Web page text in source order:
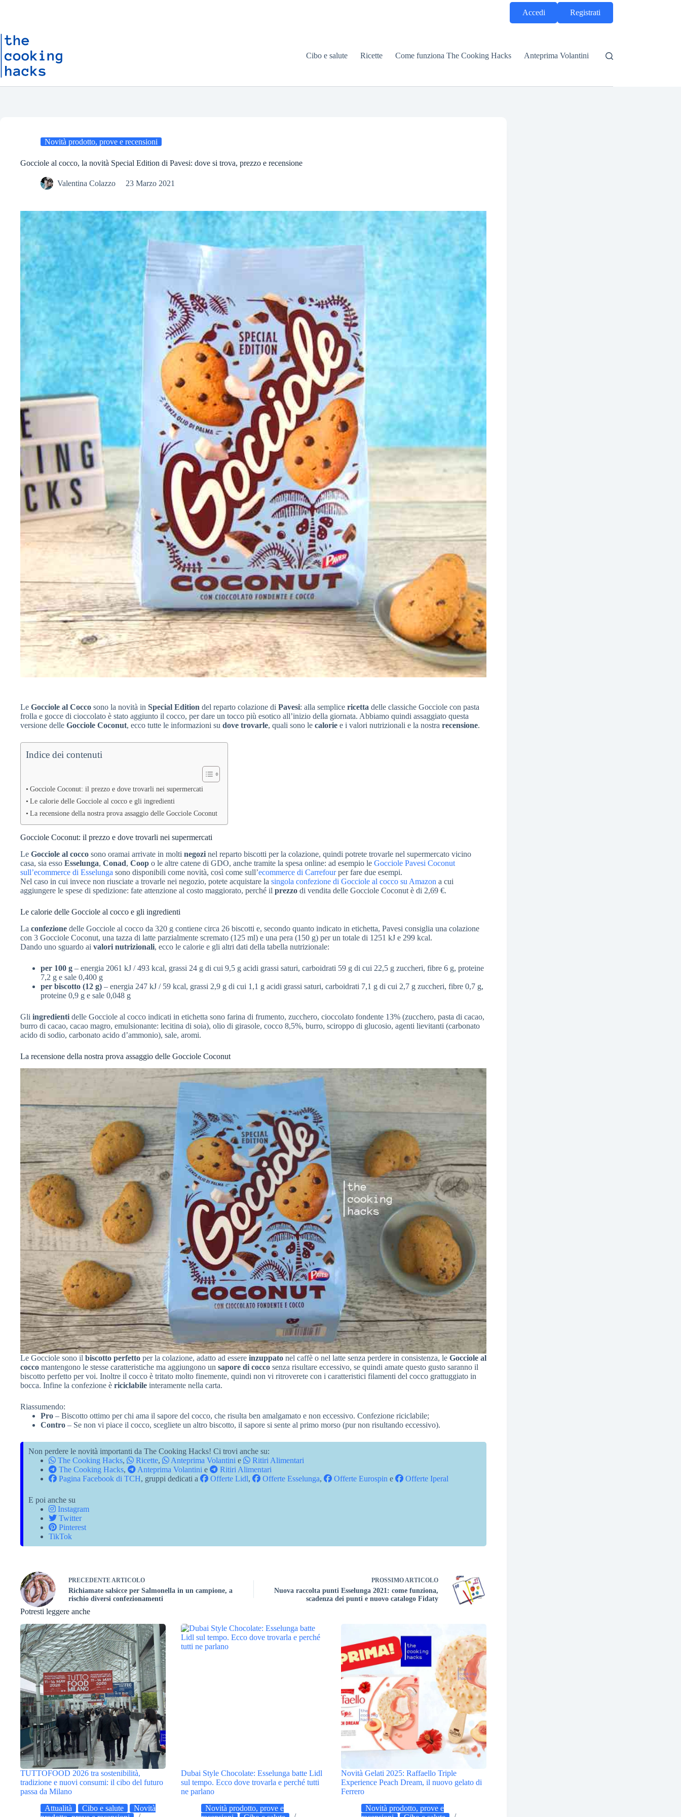
t
o
n
Accedi Registrati
Cibo e salute Ricette Come funziona The Cooking Hacks Anteprima Volantini
Novità prodotto, prove e recensioni
Gocciole al cocco, la novità Special Edition di Pavesi: dove si trova, prezzo e recensione
Valentina Colazzo 23 Marzo 2021
Le Gocciole al Cocco sono la novità in Special Edition del reparto colazione di Pavesi: alla semplice ricetta delle classiche Gocciole con pasta
frolla e gocce di cioccolato è stato aggiunto il cocco, per dare un tocco più esotico all’inizio della giornata. Abbiamo quindi assaggiato questa
versione delle Gocciole Coconut, ecco tutte le informazioni su dove trovarle, quali sono le calorie e i valori nutrizionali e la nostra recensione.
Indice dei contenuti
Gocciole Coconut: il prezzo e dove trovarli nei supermercati
Le calorie delle Gocciole al cocco e gli ingredienti
La recensione della nostra prova assaggio delle Gocciole Coconut
Gocciole Coconut: il prezzo e dove trovarli nei supermercati
Le Gocciole al cocco sono oramai arrivate in molti negozi nel reparto biscotti per la colazione, quindi potrete trovarle nel supermercato vicino
casa, sia esso Esselunga, Conad, Coop o le altre catene di GDO, anche tramite la spesa online: ad esempio le Gocciole Pavesi Coconut
sull’ecommerce di Esselunga sono disponibili come novità, così come sull’ecommerce di Carrefourper fare due esempi.
Nel caso in cui invece non riusciate a trovarle nei negozio, potete acquistare la singola confezione di Gocciole al cocco su Amazon a cui
aggiungere le spese di spedizione: fate attenzione al costo maggiorato, perché il prezzo di vendita delle Gocciole Coconut è di 2,69 €.
Le calorie delle Gocciole al cocco e gli ingredienti
La confezione delle Gocciole al cocco da 320 g contiene circa 26 biscotti e, secondo quanto indicato in etichetta, Pavesi consiglia una colazione
con 3 Gocciole Coconut, una tazza di latte parzialmente scremato (125 ml) e una pera (150 g) per un totale di 1251 kJ e 299 kcal.
Dando uno sguardo ai valori nutrizionali, ecco le calorie e gli altri dati della tabella nutrizionale:
per 100 g – energia 2061 kJ / 493 kcal, grassi 24 g di cui 9,5 g acidi grassi saturi, carboidrati 59 g di cui 22,5 g zuccheri, fibre 6 g, proteine
7,2 g e sale 0,400 g
per biscotto (12 g) – energia 247 kJ / 59 kcal, grassi 2,9 g di cui 1,1 g acidi grassi saturi, carboidrati 7,1 g di cui 2,7 g zuccheri, fibre 0,7 g,
proteine 0,9 g e sale 0,048 g
Gli ingredienti delle Gocciole al cocco indicati in etichetta sono farina di frumento, zucchero, cioccolato fondente 13% (zucchero, pasta di cacao,
burro di cacao, cacao magro, emulsionante: lecitina di soia), olio di girasole, cocco 8,5%, burro, sciroppo di glucosio, agenti lievitanti (carbonato
acido di sodio, carbonato acido d’ammonio), sale, aromi.
La recensione della nostra prova assaggio delle Gocciole Coconut
Le Gocciole sono il biscotto perfetto per la colazione, adatto ad essere inzuppato nel caffè o nel latte senza perdere in consistenza, le Gocciole al
cocco mantengono le stesse caratteristiche ma aggiungono un sapore di cocco senza risultare eccessivo, se quindi amate questo gusto saranno il
biscotto perfetto per voi. Inoltre il cocco è tritato molto finemente, quindi non vi ritroverete con i caratteristici filamenti del cocco grattuggiato in
bocca. Infine la confezione è riciclabile interamente nella carta.
Riassumendo:
Pro – Biscotto ottimo per chi ama il sapore del cocco, che risulta ben amalgamato e non eccessivo. Confezione riciclabile;
Contro – Se non vi piace il cocco, scegliete un altro biscotto, il sapore si sente al primo morso (pur non risultando eccessivo).
Non perdere le novità importanti da The Cooking Hacks! Ci trovi anche su:
The Cooking Hacks, Ricette, Anteprima Volantini e
Ritiri Alimentari
The Cooking Hacks, Anteprima Volantini e
Ritiri Alimentari
Pagina Facebook di TCH, gruppi dedicati a Offerte Lidl, Offerte Esselunga, Offerte Eurospin e Offerte Iperal
E poi anche su
Instagram
Twitter
Pinterest
TikTok
PRECEDENTEARTICOLO
Richiamate salsicce per Salmonella in un campione, a
rischio diversi confezionamenti
PROSSIMOARTICOLO
Nuova raccolta punti Esselunga 2021: come funziona,
scadenza dei punti e nuovo catalogo Fidaty
Potresti leggere anche
TUTTOFOOD 2026 tra sostenibilità,
tradizione e nuovi consumi: il cibo del futuro
passa da Milano
Attualità
Cibo e salute
Novità
Dubai Style Chocolate: Esselunga batte Lidl
sul tempo. Ecco dove trovarla e perché tutti
ne parlano
Novità prodotto, prove e
Novità Gelati 2025: Raffaello Triple
Experience Peach Dream, il nuovo gelato di
Ferrero
Novità prodotto, prove e